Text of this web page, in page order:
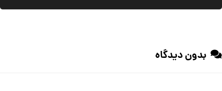
بدون دیدگاه